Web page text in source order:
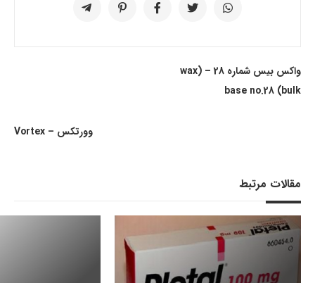
واکس بیس شماره 28 – (wax
base no.28 (bulk
وورتکس – Vortex
مقالات مرتبط